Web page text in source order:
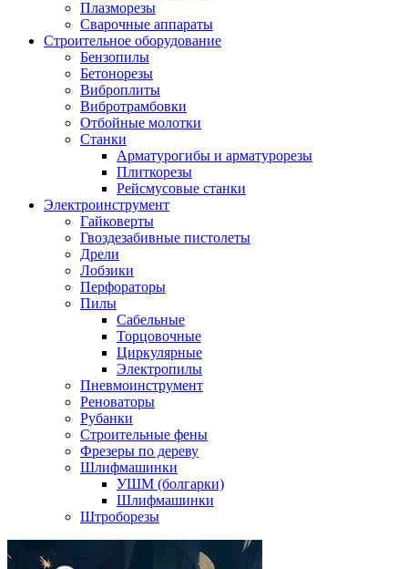
Плазморезы
Сварочные аппараты
Строительное оборудование
Бензопилы
Бетонорезы
Виброплиты
Вибротрамбовки
Отбойные молотки
Станки
Арматурогибы и арматурорезы
Плиткорезы
Рейсмусовые станки
Электроинструмент
Гайковерты
Гвоздезабивные пистолеты
Дрели
Лобзики
Перфораторы
Пилы
Сабельные
Торцовочные
Циркулярные
Электропилы
Пневмоинструмент
Реноваторы
Рубанки
Строительные фены
Фрезеры по дереву
Шлифмашинки
УШМ (болгарки)
Шлифмашинки
Штроборезы